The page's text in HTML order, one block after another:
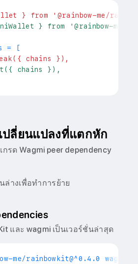
} from '@rainbow-me/
} from '@rainbow-me/
chains }),
chains }),
ปลี่ยนแปลงที่แตกหัก
กรด Wagmi peer dependency
างเพื่อทำการย้าย
และ wagmi เป็นเวอร์ชั่นล่าสุด